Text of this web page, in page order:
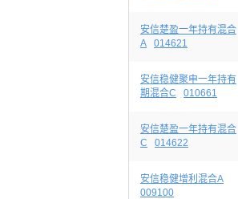
安信楚盈一年持有混合
A
014621
安信稳健聚申一年持有
期混合C
010661
安信楚盈一年持有混合
C
014622
安信稳健增利混合A
009100